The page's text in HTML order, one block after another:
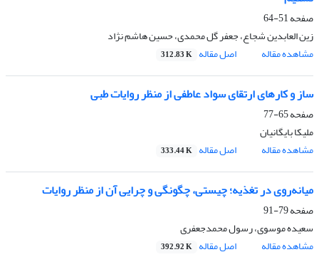
صفحه51-64
زین العابدین شجاع، جعفر گل محمدی، حسین هاشم نژاد
مشاهده مقاله
اصل مقاله 312.83 K
ساز و کارهای ارتقای سواد عاطفی از منظر روایات طبی
صفحه65-77
ملیکا بایگانیان
مشاهده مقاله
اصل مقاله 333.44 K
میانه‌روی در تغذیه؛ چیستی، چگونگی و چرایی آن از منظر روایات
صفحه79-91
سعیده موسوی، رسول محمدجعفری
مشاهده مقاله
اصل مقاله 392.92 K